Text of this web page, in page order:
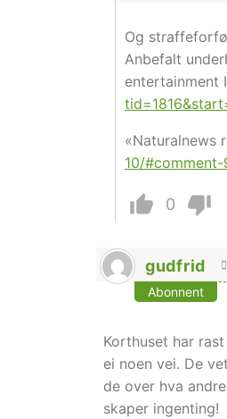
Og
Anbefalt
entertainment
«Naturalnews
10/#comment-
0
gudfrid
Abonnent
Korthuset har
ei noen vei. De
de over hva
skaper ingenting!